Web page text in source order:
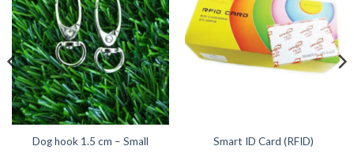
Dog hook 1.5 cm – Small Smart ID Card (RFID)